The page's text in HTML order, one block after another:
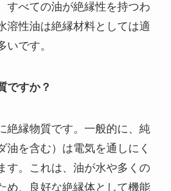
すべての油が絶縁性を持つわ
溶性油は絶縁材料としては適
いです。
ですか？
絶縁物質です。一般的に、純
油を含む）は電気を通しにく
す。これは、油が水や多くの
め、良好な絶縁体として機能